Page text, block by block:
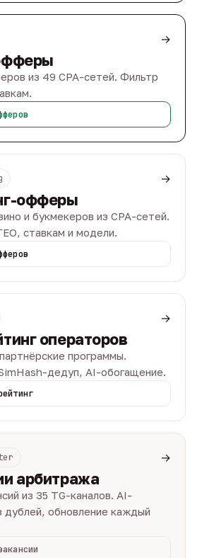
→
из 49 CPA-сетей. Фильтр
→
офферы
и букмекеров из CPA-сетей.
ставкам и модели.
→
операторов
программы.
дедуп, AI-обогащение.
→
арбитража
из 35 TG-каналов. AI-
дублей, обновление каждый